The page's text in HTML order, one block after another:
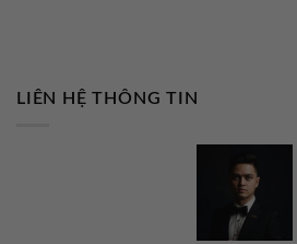
LIÊN HỆ THÔNG TIN